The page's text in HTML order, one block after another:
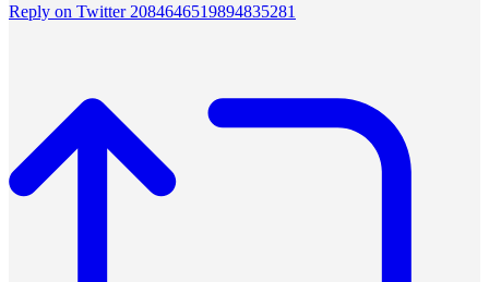
Reply on Twitter 2084646519894835281